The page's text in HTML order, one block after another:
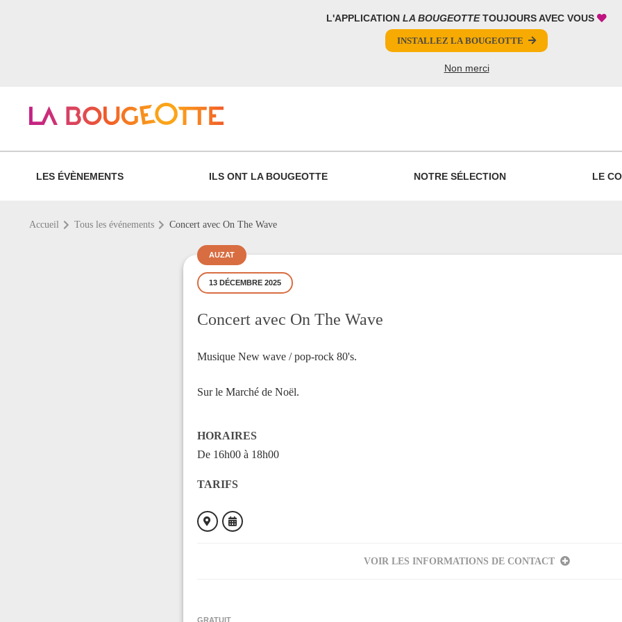
L'APPLICATION LA BOUGEOTTETOUJOURS AVEC VOUS
INSTALLEZ LA BOUGEOTTE
Non merci
LES ÉVÈNEMENTS ILS ONT LA BOUGEOTTE NOTRE SÉLECTION LE
Accueil Tous les événements Concert avec On The Wave
AUZAT
13 DÉCEMBRE 2025
Concert avec On The Wave
Musique New wave / pop-rock 80's.
Sur le Marché de Noël.
HORAIRES
De 16h00 à 18h00
TARIFS
VOIR LES INFORMATIONS DE CONTACT
GRATUIT
PARTAGER